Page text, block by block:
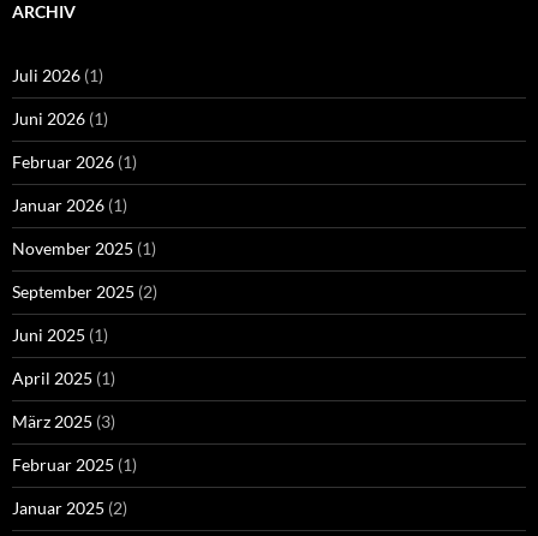
ARCHIV
Juli 2026 (1)
Juni 2026 (1)
Februar 2026 (1)
Januar 2026 (1)
November 2025 (1)
September 2025 (2)
Juni 2025 (1)
April 2025 (1)
März 2025 (3)
Februar 2025 (1)
Januar 2025 (2)